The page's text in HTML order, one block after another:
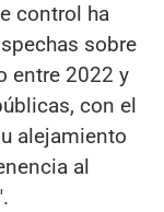
control ha
sobre
entre 2022 y
con el
alejamiento
al